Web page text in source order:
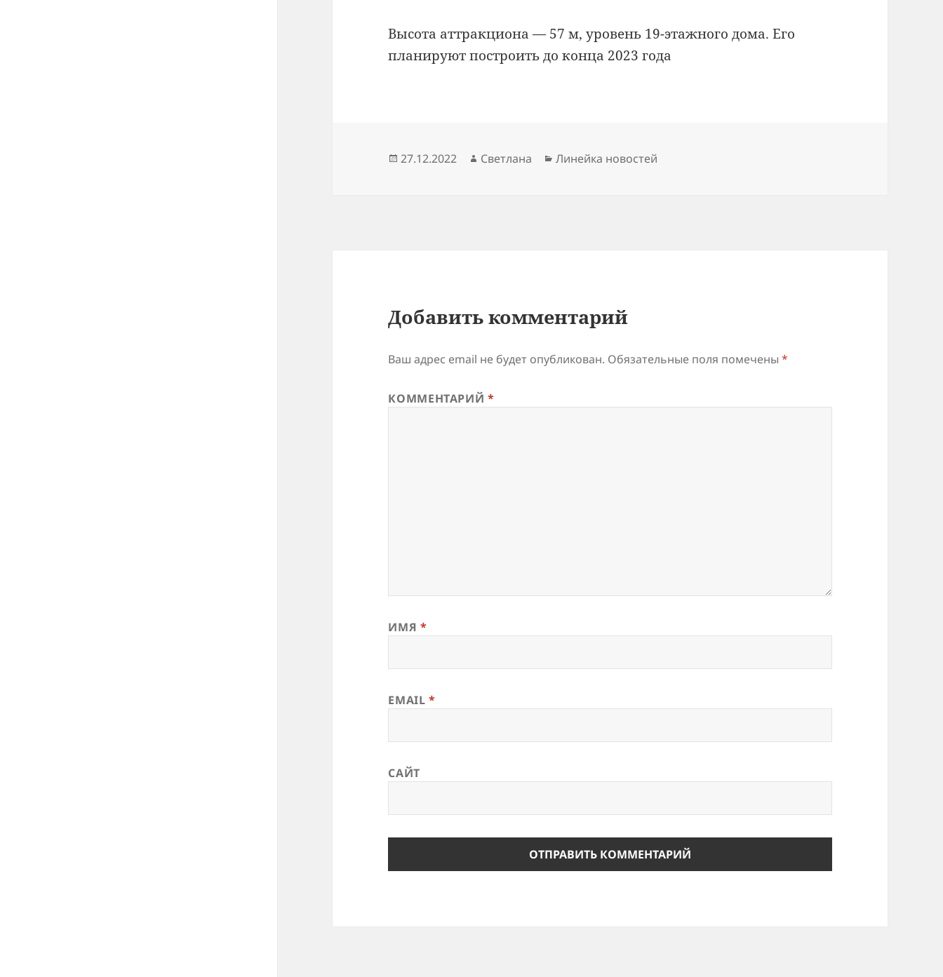
Высота аттракциона — 57 м, уровень 19-этажного дома. Его
планируют построить до конца 2023 года
Опубликовано
27.12.2022 Автор
Светлана Рубрики
Линейка новостей
Добавить комментарий
Ваш адрес email не будет опубликован. Обязательные поля помечены*
КОММЕНТАРИЙ*
ИМЯ *
EMAIL*
САЙТ